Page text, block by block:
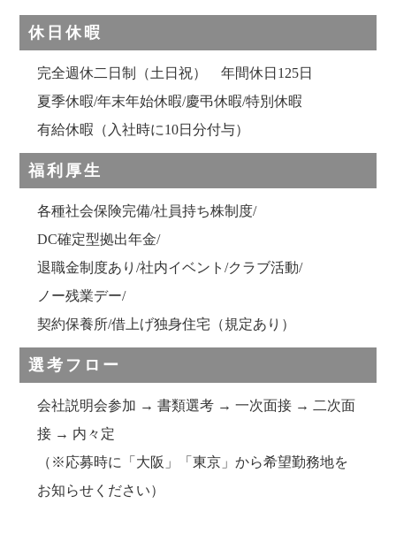
休日休暇
完全週休二日制（土日祝） 年間休日125日
夏季休暇/年末年始休暇/慶弔休暇/特別休暇
有給休暇（入社時に10日分付与）
福利厚生
各種社会保険完備/社員持ち株制度/
DC確定型拠出年金/
退職金制度あり/社内イベント/クラブ活動/
ノー残業デー/
契約保養所/借上げ独身住宅（規定あり）
選考フロー
会社説明会参加 → 書類選考 → 一次面接 → 二次面
接 → 内々定
（※応募時に「大阪」「東京」から希望勤務地を
お知らせください）